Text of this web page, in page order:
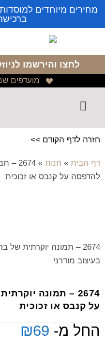
מחירים מיוחדים
לחצו והירשמו
מועדפים
חזרה לדף הקודם >>
דף הבית » חנות »
להדפסה על קנבס או זכוכית
2674 – תמונה יוקרתית
בעיצוב מודרני
2674 – תמונה
על קנבס או זכוכית
החל מ- ₪69